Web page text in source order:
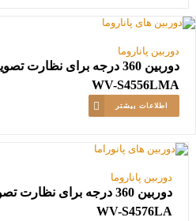
دوربین پاناروما
دوربین 360 درجه برای
WV-S4556LMA
اطلاعات بیشتر
دوربین پاناروما
دوربین 360 درجه برای
WV-S4576LA